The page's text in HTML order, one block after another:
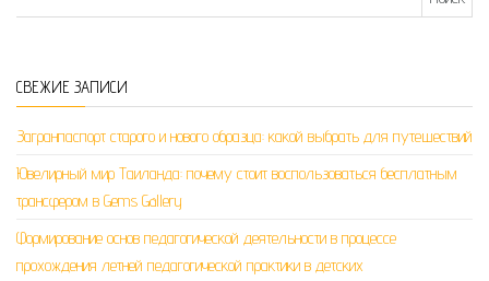
СВЕЖИЕ ЗАПИСИ
Загранпаспорт старого и нового образца: какой выбрать для путешествий
Ювелирный мир Таиланда: почему стоит воспользоваться бесплатным
трансфером в Gems Gallery
Формирование основ педагогической деятельности в процессе
прохождения летней педагогической практики в детских